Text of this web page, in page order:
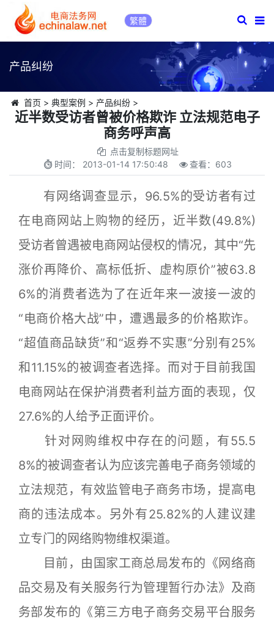
繁體
产品纠纷
首页 > 典型案例 > 产品纠纷>
近半数受访者曾被价格欺诈 立法规范电子
商务呼声高
点击复制标题网址
时间： 2013-01-14 17:50:48 查看： 603
有网络调查显示，96.5%的受访者有过
在电商网站上购物的经历，近半数(49.8%)
受访者曾遇被电商网站侵权的情况，其中“先
涨价再降价、高标低折、虚构原价”被63.8
6%的消费者选为了在近年来一波接一波的
“电商价格大战”中，遭遇最多的价格欺诈。
“超值商品缺货”和“返券不实惠”分别有25%
和11.15%的被调查者选择。而对于目前我国
电商网站在保护消费者利益方面的表现，仅
27.6%的人给予正面评价。
针对网购维权中存在的问题，有55.5
8%的被调查者认为应该完善电子商务领域的
立法规范，有效监管电子商务市场，提高电
商的违法成本。另外有25.82%的人建议建
立专门的网络购物维权渠道。
目前，由国家工商总局发布的《网络商
品交易及有关服务行为管理暂行办法》及商
务部发布的《第三方电子商务交易平台服务